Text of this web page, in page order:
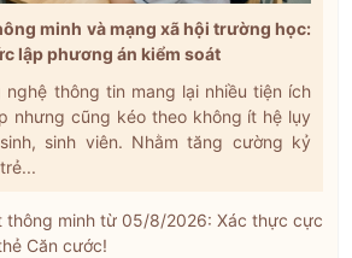
minh và mạng xã hội trường học:
lập phương án kiểm soát
thông tin mang lại nhiều tiện ích
nhưng cũng kéo theo không ít hệ lụy
sinh viên. Nhằm tăng cường kỷ
thông minh từ 05/8/2026: Xác thực cực
Căn cước!